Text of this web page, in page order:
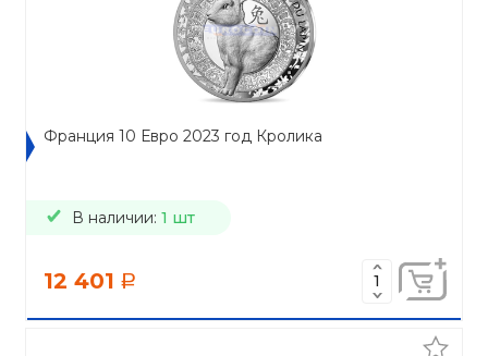
Франция 10 Евро 2023 год Кролика
В наличии: 1 шт
12 401 a